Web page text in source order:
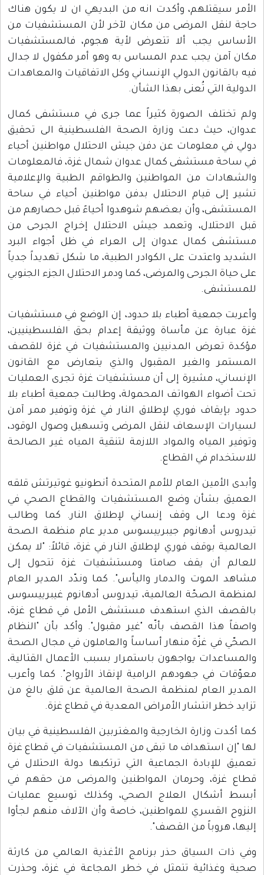
الأمر سيقتلهم، وأكدت انه من البديهي ان لا يكون هناك
حاجة لنقل المرضى من مكان لآخر لأن المستشفيات من
الأساس يجب ألا تتعرض لأية هجوم، فالمستشفيات
مكان آمن يجب عدم المساس به وهو أمر مكفول لا جدال
فيه بالقانون الدولي الإنساني وكل الاتفاقيات والمعاهدات
الدولية التي تُعنى بهذا الشأن.
ولم تختلف الصورة كثيراً عما جرى في مستشفى كمال
عدوان، حيث دعت وزارة الصحة الفلسطينية الى تحقيق
دولي في معلومات عن دفن جيش الاحتلال مواطنين أحياء
في ساحة مستشفى كمال عدوان شمال غزة، فالمعلومات
والشهادات من المواطنين والطواقم الطبية والإعلامية
تشير إلى قيام الاحتلال بدفن مواطنين أحياء في ساحة
المستشفى، وأن بعضهم شوهدوا أحياءً قبل حصارهم من
قبل الاحتلال، وتعمد جيش الاحتلال إخراج الجرحى من
مستشفى كمال عدوان إلى العراء في ظل أجواء البرد
الشديد واعتدت على الكوادر الطبية، ما شكل تهديداً جدياً
على حياة الجرحى والمرضى، كما ودمر الاحتلال الجزء الجنوبي
للمستشفى.
وأعربت جمعية أطباء بلا حدود، إن الوضع في مستشفيات
غزة عبارة عن مأساة ووثيقة إعدام بحق الفلسطينيين،
مؤكدة تعرض المدنيين والمستشفيات في غزة للقصف
المستمر والغير المقبول والذي يتعارض مع القانون
الإنساني، مشيرة إلى أن مستشفيات غزة تجرى العمليات
تحت أضواء الهواتف المحمولة، وطالبت جمعية أطباء بلا
حدود بإيقاف فوري لإطلاق النار في غزة وتوفير ممر آمن
لسيارات الإسعاف لنقل المرضى وتسهيل وصول الوقود،
وتوفير المياه والمواد اللازمة لتنقية المياه غير الصالحة
للاستخدام في القطاع.
وأبدى الأمين العام للأمم المتحدة أنطونيو غوتيرتش قلقه
العميق بشأن وضع المستشفيات والقطاع الصحي في
غزة ودعا الى وقف إنساني لإطلاق النار. كما وطالب
تيدروس أدهانوم جيبرييسوس مدير عام منظمة الصحة
العالمية بوقف فوري لإطلاق النار في غزة، قائلاً: "لا يمكن
للعالم أن يقف صامتا ومستشفيات غزة تتحول إلى
مشاهد الموت والدمار واليأس". كما وندّد المدير العام
لمنظمة الصحّة العالمية، تيدروس أدهانوم غيبرييسوس
بالقصف الذي استهدف مستشفى الأمل في قطاع غزة،
واصفاً هذا القصف بأنّه "غير مقبول". وأكد بأن "النظام
الصحّي في غزّة منهار أساساً والعاملون في مجال الصحة
والمساعدات يواجهون باستمرار بسبب الأعمال القتالية،
معوّقات في جهودهم الرامية لإنقاذ الأرواح". كما وأعرب
المدير العام لمنظمة الصحة العالمية عن قلق بالغ من
تزايد خطر انتشار الأمراض المعدية في قطاع غزة.
كما أكدت وزارة الخارجية والمغتربين الفلسطينية في بيان
لها "إن استهداف ما تبقى من المستشفيات في قطاع غزة
تعميق للإبادة الجماعية التي ترتكبها دولة الاحتلال في
قطاع غزة، وحرمان المواطنين والمرضى من حقهم في
أبسط أشكال العلاج الصحي، وكذلك توسيع عمليات
النزوح القسري للمواطنين، خاصة وأن الآلاف منهم لجأوا
إليها، هروباً من القصف".
وفي ذات السياق حذر برنامج الأغذية العالمي من كارثة
صحية وغذائية تتمثل في خطر المجاعة في غزة، وحذرت